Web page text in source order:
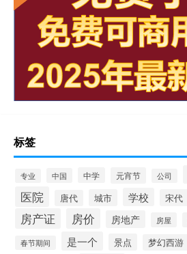
标签
专业 中国 中学 元宵节 公司
医院 唐代 城市 学校 宋代
房产证 房价 房地产 房屋
春节期间 是一个 景点 梦幻西游